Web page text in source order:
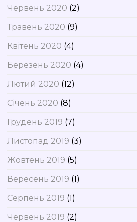
Червень 2020 (2)
Травень 2020 (9)
Квітень 2020 (4)
Березень 2020 (4)
Лютий 2020 (12)
Січень 2020 (8)
Грудень 2019 (7)
Листопад 2019 (3)
Жовтень 2019 (5)
Вересень 2019 (1)
Серпень 2019 (1)
Червень 2019 (2)